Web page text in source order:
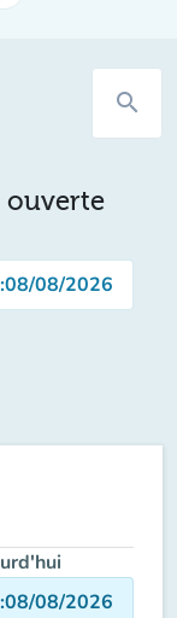
search
ouverte
:08/08/2026
:08/08/2026